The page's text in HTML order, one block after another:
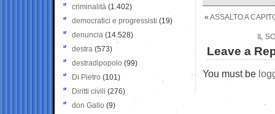
« ASSALTO A
IL
Leave a
You must be
criminalità (1.402)
democratici e progressisti (19)
denuncia (14.528)
destra (573)
destradipopolo (99)
Di Pietro (101)
Diritti civili (276)
don Gallo (9)